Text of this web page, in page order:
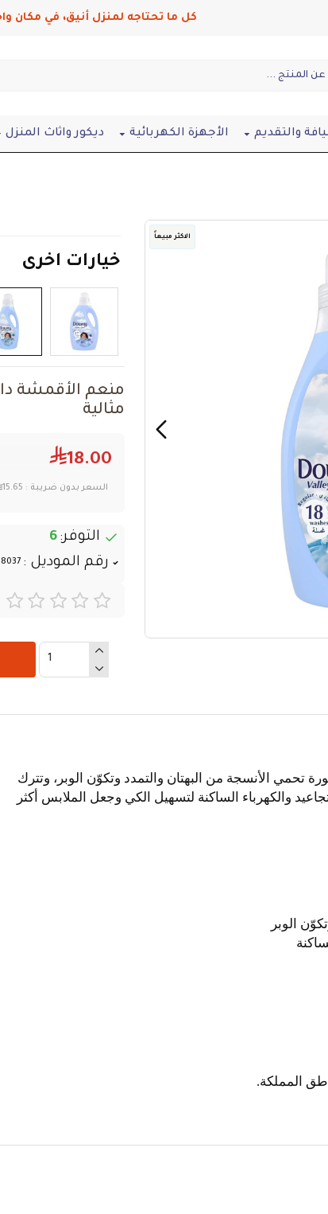
كل ما تحتاجه لمنزل أنيق، في مكان
والتقديم الأجهزة الكهربائية ديكور واثاث المنزل
الاكثر مبيعاً
خيارات اخرى
مثالية
التوفر: 6
رقم الموديل :
18.00
السعر بدون ضريبة : 15.65
تحمي الأنسجة من البهتان والتمدد وتكوّن الوبر، وتترك
والكهرباء الساكنة لتسهيل الكي وجعل الملابس أكثر
الوبر
المملكة.